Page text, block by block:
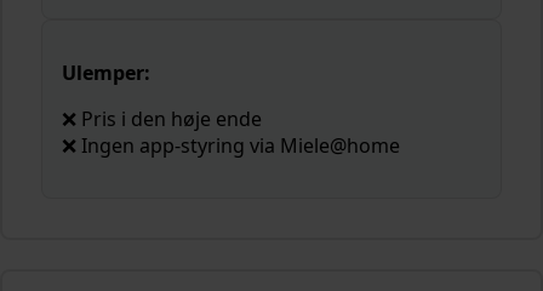
Ulemper:
❌ Pris i den høje ende
❌ Ingen app-styring via Miele@home